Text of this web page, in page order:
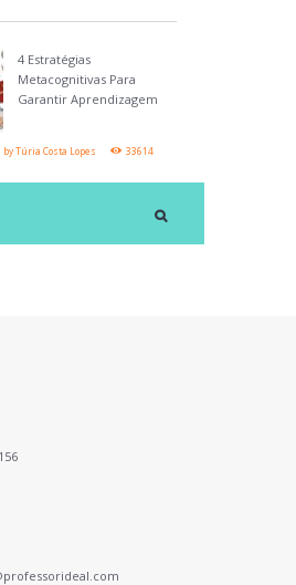
4 Estratégias
Metacognitivas Para
Garantir Aprendizagem
byTúria Costa Lopes 33614